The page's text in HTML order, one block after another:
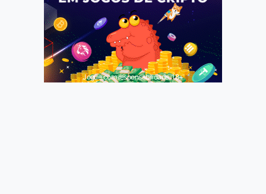
Jogue com responsabilidade. 18+